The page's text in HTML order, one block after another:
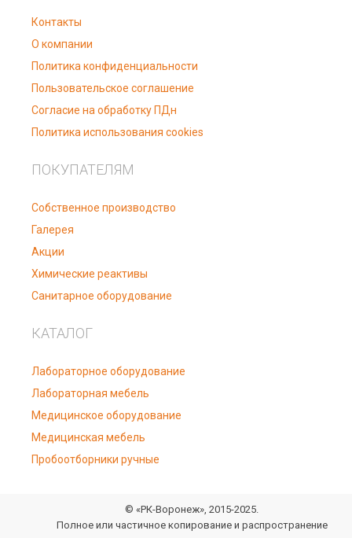
Контакты
О компании
Политика конфиденциальности
Пользовательское соглашение
Согласие на обработку ПДн
Политика использования cookies
ПОКУПАТЕЛЯМ
Собственное производство
Галерея
Акции
Химические реактивы
Санитарное оборудование
КАТАЛОГ
Лабораторное оборудование
Лабораторная мебель
Медицинское оборудование
Медицинская мебель
Пробоотборники ручные
© «РК-Воронеж», 2015-2025.
Полное или частичное копирование и распространение